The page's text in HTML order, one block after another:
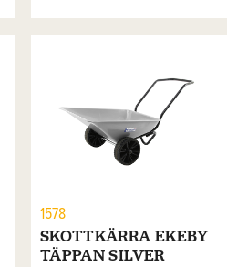
1578
SKOTTKÄRRA EKEBY
TÄPPAN SILVER